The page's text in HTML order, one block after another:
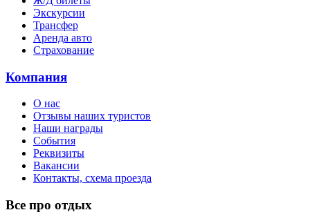
Экскурсии
Трансфер
Аренда авто
Страхование
Компания
О нас
Отзывы наших туристов
Наши награды
События
Реквизиты
Вакансии
Контакты, схема проезда
Все про отдых